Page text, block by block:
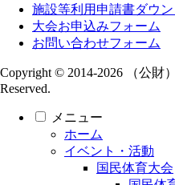
施設等利用申請書ダウ
大会お申込みフォーム
お問い合わせフォーム
Copyright © 2014-2026 （公財
Reserved.
メニュー
ホーム
イベント・活動
国民体育大会